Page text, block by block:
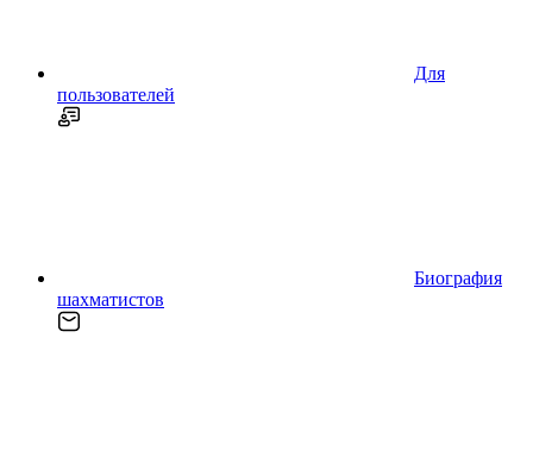
Для
пользователей
Биография
шахматистов